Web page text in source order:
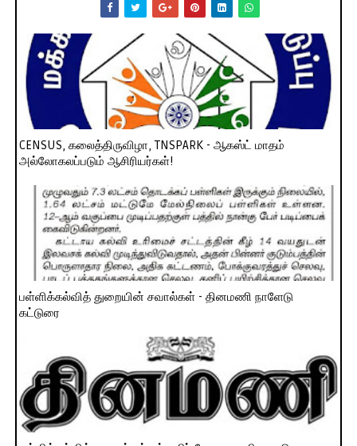
CENSUS, கலைத்திருவிழா, TNSPARK - ஆகஸ்ட் மாதம்
அல்லோகலப்படும் ஆசிரியர்கள்!
பள்ளிக்கல்வித் துறையின் சவால்கள் - தினமணி நாளேடு
கட்டுரை